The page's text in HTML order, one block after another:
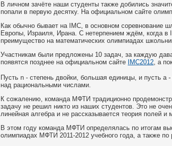
В личном зачёте наши студенты также добились
попали в первую десятку. На официальном сайте
Как обычно бывает на IMC, в основном соревнование
Европы, Израиля, Ирана. С нетерпением ждём, когда
преимущество на математических олимпиадах
Участникам были предложены 10 задач, за каждую
появятся позднее на официальном сайте
IMC2012, а
Пусть n - степень двойки, большая единицы, и пусть a
над рациональными числами.
К сожалению, команда МФТИ традиционно
задачу не решил никто из наших студентов. Это не
линейная алгебра и не рассказывается теория полей и
В этом году команда МФТИ определялась по итогам
олимпиадах МФТИ 2011-2012 учебного года, а также